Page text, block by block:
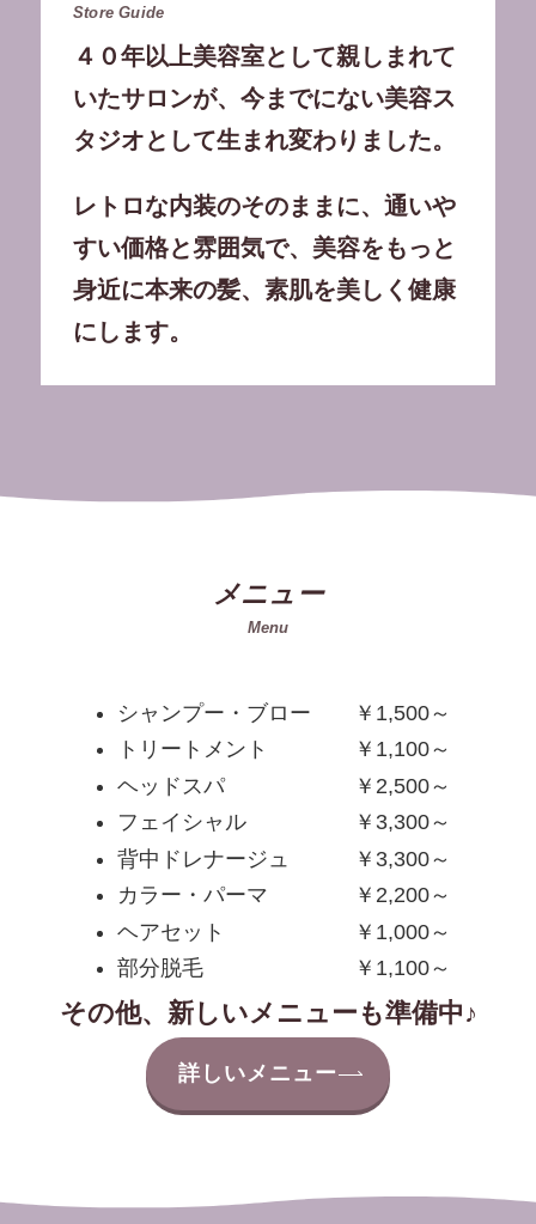
Store Guide
４０年以上美容室として親しまれて
いたサロンが、今までにない美容ス
タジオとして生まれ変わりました。
レトロな内装のそのままに、通いや
すい価格と雰囲気で、美容をもっと
身近に本来の髪、素肌を美しく健康
にします。
メニュー
Menu
シャンプー・ブロー ￥1,500～
トリートメント ￥1,100～
ヘッドスパ ￥2,500～
フェイシャル ￥3,300～
背中ドレナージュ ￥3,300～
カラー・パーマ ￥2,200～
ヘアセット ￥1,000～
部分脱毛 ￥1,100～
その他、新しいメニューも準備中♪
詳しいメニュー